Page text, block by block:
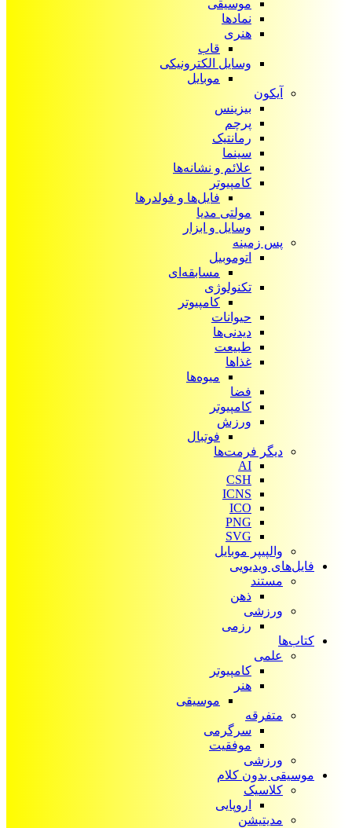
موسیقی
نمادها
هنری
قاب
وسایل الکترونیکی
موبایل
آیکون‌
بیزینس
پرچم
رمانتیک
سینما
علائم و نشانه‌ها
کامپیوتر
فایل‌ها و فولدرها
مولتی مدیا
وسایل و ابزار
پس زمینه
اتوموبیل
مسابقه‌ای
تکنولوژی
کامپیوتر
حیوانات
دیدنی‌ها
طبیعت
غذاها
میوه‌ها
فضا
کامپیوتر
ورزش
فوتبال
دیگر فرمت‌ها
AI
CSH
ICNS
ICO
PNG
SVG
والپیپر موبایل
فایل‌های ویدیویی
مستند
ذهن
ورزشی
رزمی
کتاب‌ها
علمی
کامپیوتر
هنر
موسیقی
متفرقه
سرگرمی
موفقیت
ورزشی
موسیقی بدون کلام
کلاسیک
اروپایی
مدیتیشن